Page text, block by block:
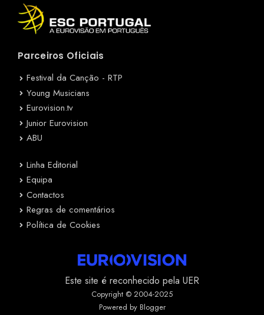
Parceiros Oficiais
Festival da Canção - RTP
Young Musicians
Eurovision.tv
Junior Eurovision
ABU
Linha Editorial
Equipa
Contactos
Regras de comentários
Política de Cookies
Este site é reconhecido pela UER
Copyright © 2004-2025
Powered by Blogger